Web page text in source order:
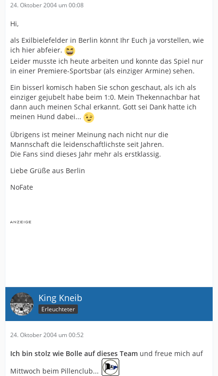
24. Oktober 2004 um 00:08
Hi,
als Exilbielefelder in Berlin könnt Ihr Euch ja vorstellen, wie
ich hier abfeier.
Leider musste ich heute arbeiten und konnte das Spiel nur
in einer Premiere-Sportsbar (als einziger Armine) sehen.
Ein bisserl komisch haben Sie schon geschaut, als ich als
einziger gejubelt habe beim 1:0. Mein Thekennachbar hat
dann auch meinen Schal erkannt. Gott sei Dank hatte ich
meinen Hund dabei...
Übrigens ist meiner Meinung nach nicht nur die
Mannschaft die leidenschaftlichste seit Jahren.
Die Fans sind dieses Jahr mehr als erstklassig.
Liebe Grüße aus Berlin
NoFate
King Kneib
Erleuchteter
24. Oktober 2004 um 00:52
Ich bin stolz wie Bolle auf dieses Team und freue mich auf
Mittwoch beim Pillenclub...